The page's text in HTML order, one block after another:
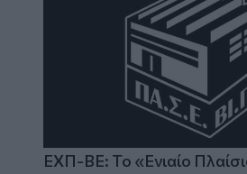
ΕΧΠ-ΒΕ: Το «Ενιαίο